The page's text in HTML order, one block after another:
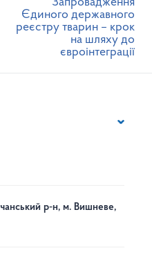
Єдиного державного
реєстру тварин – крок
на шляху до
євроінтеграції
р-н, м. Вишневе,